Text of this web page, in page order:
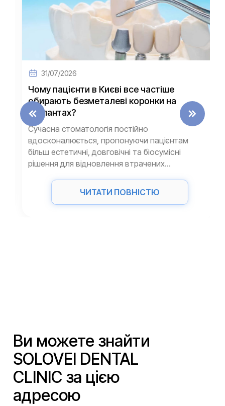
31/07/2026
Чому пацієнти в Києві все частіше
обирають безметалеві коронки на
імплантах?
Сучасна стоматологія постійно
вдосконалюється, пропонуючи пацієнтам
більш естетичні, довговічні та біосумісні
рішення для відновлення втрачених...
ЧИТАТИ ПОВНІСТЮ
Ви можете знайти
SOLOVEI DENTAL
CLINIC за цією
адресою